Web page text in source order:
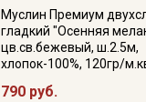
Муслин Премиум
гладкий "Осенняя
цв.св.бежевый, ш.2.5м,
хлопок-100%, 120гр/
790 руб.